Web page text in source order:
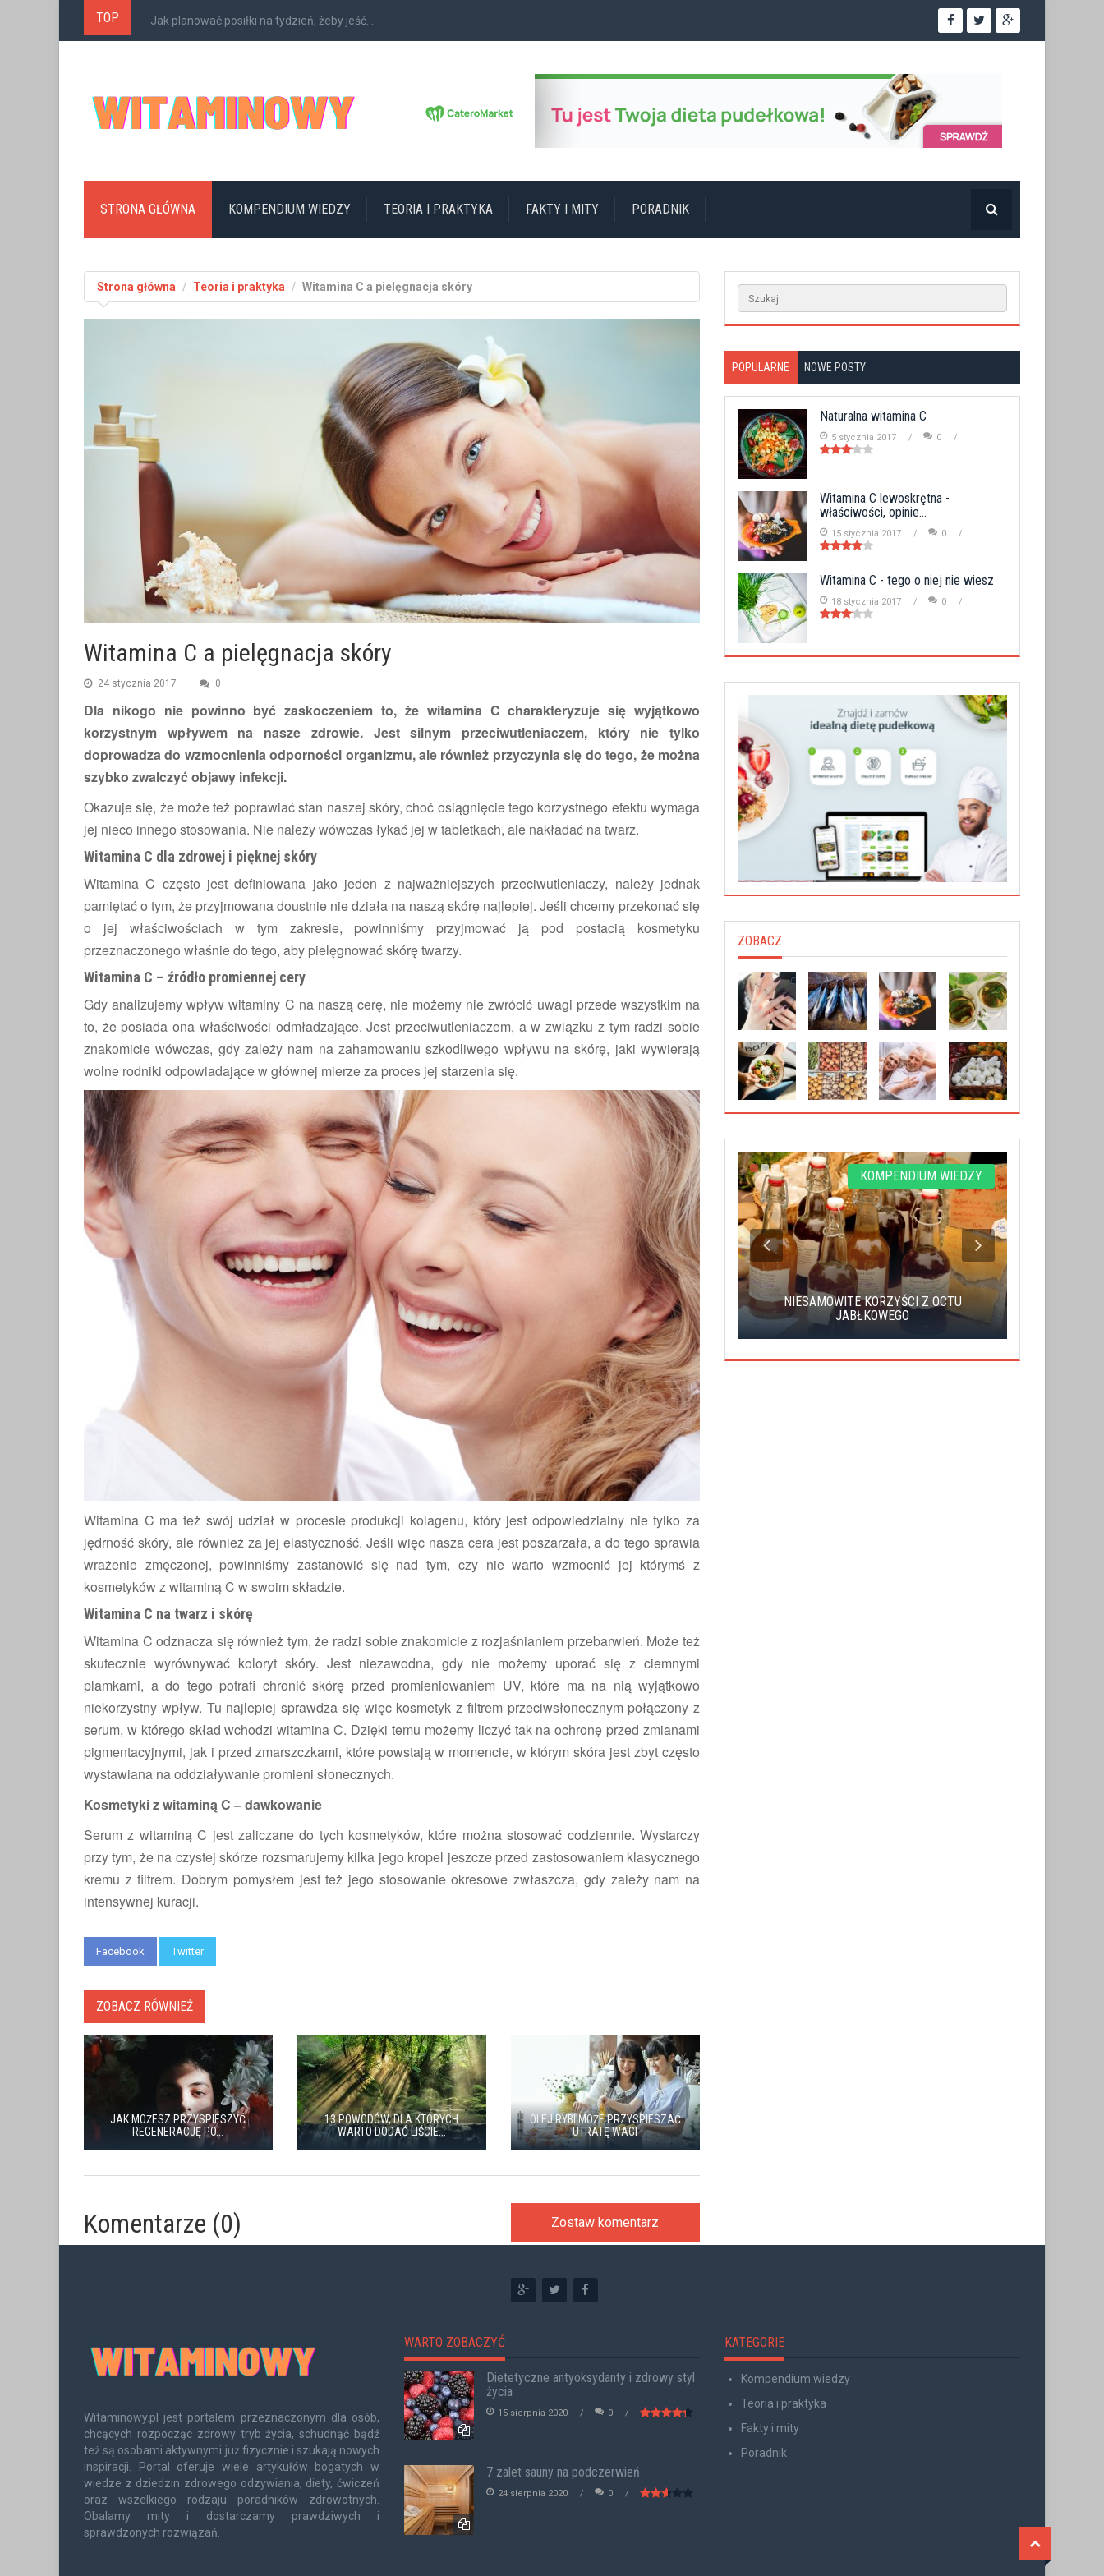
TOP Jakie nowości w cateringu dietetycznym czekają...
STRONA GŁÓWNA KOMPENDIUM WIEDZY TEORIA I PRAKTYKA FAKTY I MITY PORADNIK
Strona główna Teoria i praktyka Witamina C a pielęgnacja skóry
Witamina C a pielęgnacja skóry
24 stycznia 2017 0
Dla nikogo nie powinno być zaskoczeniem to, że witamina C charakteryzuje się wyjątkowo
korzystnym wpływem na nasze zdrowie. Jest silnym przeciwutleniaczem, który nie tylko
doprowadza do wzmocnienia odporności organizmu, ale również przyczynia się do tego, że można
szybko zwalczyć objawy infekcji.
Okazuje się, że może też poprawiać stan naszej skóry, choć osiągnięcie tego korzystnego efektu wymaga
jej nieco innego stosowania. Nie należy wówczas łykać jej w tabletkach, ale nakładać na twarz.
Witamina C dla zdrowej i pięknej skóry
Witamina C często jest definiowana jako jeden z najważniejszych przeciwutleniaczy, należy jednak
pamiętać o tym, że przyjmowana doustnie nie działa na naszą skórę najlepiej. Jeśli chcemy przekonać się
o jej właściwościach w tym zakresie, powinniśmy przyjmować ją pod postacią kosmetyku
przeznaczonego właśnie do tego, aby pielęgnować skórę twarzy.
Witamina C – źródło promiennej cery
Gdy analizujemy wpływ witaminy C na naszą cerę, nie możemy nie zwrócić uwagi przede wszystkim na
to, że posiada ona właściwości odmładzające. Jest przeciwutleniaczem, a w związku z tym radzi sobie
znakomicie wówczas, gdy zależy nam na zahamowaniu szkodliwego wpływu na skórę, jaki wywierają
wolne rodniki odpowiadające w głównej mierze za proces jej starzenia się.
Witamina C ma też swój udział w procesie produkcji kolagenu, który jest odpowiedzialny nie tylko za
jędrność skóry, ale również za jej elastyczność. Jeśli więc nasza cera jest poszarzała, a do tego sprawia
wrażenie zmęczonej, powinniśmy zastanowić się nad tym, czy nie warto wzmocnić jej którymś z
kosmetyków z witaminą C w swoim składzie.
Witamina C na twarz i skórę
Witamina C odznacza się również tym, że radzi sobie znakomicie z rozjaśnianiem przebarwień. Może też
skutecznie wyrównywać koloryt skóry. Jest niezawodna, gdy nie możemy uporać się z ciemnymi
plamkami, a do tego potrafi chronić skórę przed promieniowaniem UV, które ma na nią wyjątkowo
niekorzystny wpływ. Tu najlepiej sprawdza się więc kosmetyk z filtrem przeciwsłonecznym połączony z
serum, w którego skład wchodzi witamina C. Dzięki temu możemy liczyć tak na ochronę przed zmianami
pigmentacyjnymi, jak i przed zmarszczkami, które powstają w momencie, w którym skóra jest zbyt często
wystawiana na oddziaływanie promieni słonecznych.
Kosmetyki z witaminą C – dawkowanie
Serum z witaminą C jest zaliczane do tych kosmetyków, które można stosować codziennie. Wystarczy
przy tym, że na czystej skórze rozsmarujemy kilka jego kropel jeszcze przed zastosowaniem klasycznego
kremu z filtrem. Dobrym pomysłem jest też jego stosowanie okresowe zwłaszcza, gdy zależy nam na
intensywnej kuracji.
Facebook Twitter
ZOBACZ RÓWNIEŻ
JAK MOŻESZ PRZYSPIESZYĆ
REGENERACJĘ PO...
13 POWODÓW, DLA KTÓRYCH
WARTO DODAĆ LIŚCIE...
OLEJ RYBI MOŻE PRZYSPIESZAĆ
UTRATĘ WAGI
Komentarze (0) Zostaw komentarz
POPULARNE NOWE POSTY
Naturalna witamina C
5 stycznia 2017 0
Witamina C lewoskrętna -
właściwości, opinie...
15 stycznia 2017 0
Witamina C - tego o niej nie wiesz
18 stycznia 2017 0
ZOBACZ
TEORIA I PRAKTYKA
WALENTYNKOWY SPECJAŁ: HISTORIA
ODCHUDZANIA...
KOMPENDIUM WIEDZY
NIESAMOWITE KORZYŚCI Z OCTU
JABŁKOWEGO
Witaminowy.pl jest portalem przeznaczonym dla osób,
chcących rozpocząc zdrowy tryb życia, schudnąć bądź
też są osobami aktywnymi już fizycznie i szukają nowych
inspiracji. Portal oferuje wiele artykułów bogatych w
wiedze z dziedzin zdrowego odzywiania, diety, ćwiczeń
oraz wszelkiego rodzaju poradników zdrowotnych.
Obalamy mity i dostarczamy prawdziwych i
sprawdzonych rozwiązań.
WARTO ZOBACZYĆ
Dietetyczne antyoksydanty i zdrowy styl
życia
15 sierpnia 2020 0
7 zalet sauny na podczerwień
24 sierpnia 2020 0
KATEGORIE
Kompendium wiedzy
Teoria i praktyka
Fakty i mity
Poradnik